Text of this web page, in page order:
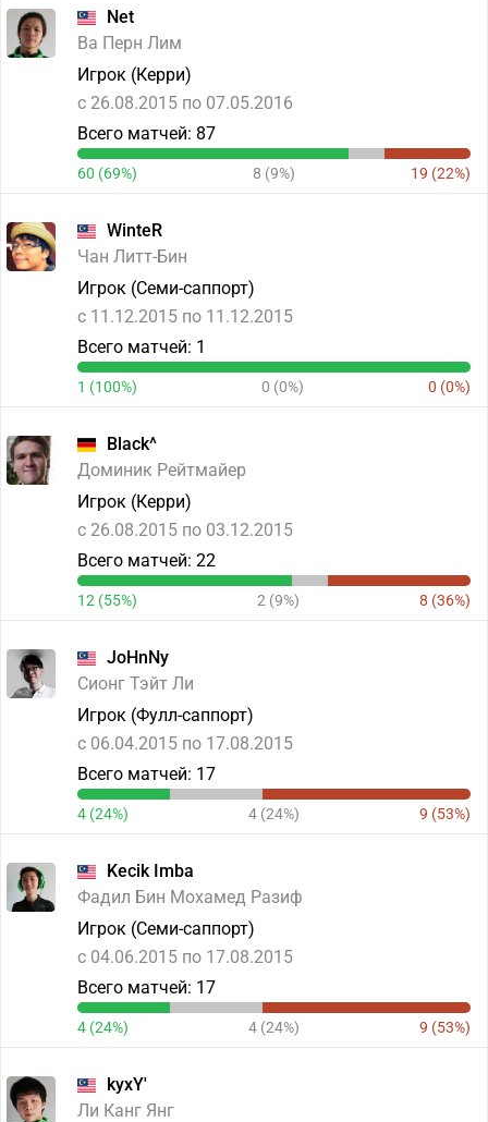
Net
Ва Перн Лим
Игрок (Керри)
c 26.08.2015 по 07.05.2016
Всего матчей: 87
60 (69%) 8 (9%) 19 (22%)
WinteR
Чан Литт-Бин
Игрок (Семи-саппорт)
c 11.12.2015 по 11.12.2015
Всего матчей: 1
1 (100%) 0 (0%) 0 (0%)
Black^
Доминик Рейтмайер
Игрок (Керри)
c 26.08.2015 по 03.12.2015
Всего матчей: 22
12 (55%) 2 (9%) 8 (36%)
JoHnNy
Сионг Тэйт Ли
Игрок (Фулл-саппорт)
c 06.04.2015 по 17.08.2015
Всего матчей: 17
4 (24%) 4 (24%) 9 (53%)
Kecik Imba
Фадил Бин Мохамед Разиф
Игрок (Семи-саппорт)
c 04.06.2015 по 17.08.2015
Всего матчей: 17
4 (24%) 4 (24%) 9 (53%)
kyxY'
Ли Канг Янг